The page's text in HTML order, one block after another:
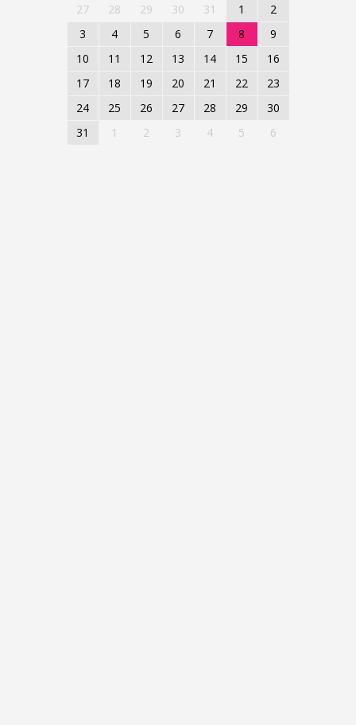
27 28 29 30 31 1
2
3
4 5 6 7 8
9
10
11 12 13 14 15
16
17
18 19 20 21 22
23
24
25 26 27 28 29
30
31
1 2 3 4 5 6